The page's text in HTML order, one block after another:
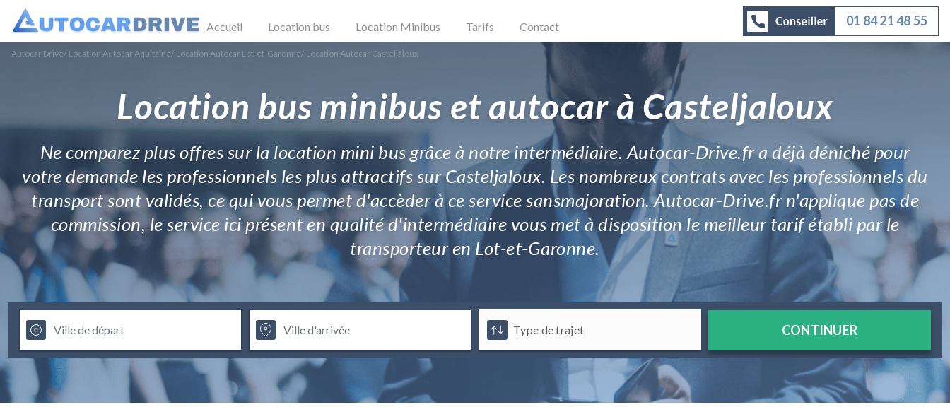
Accueil Location bus Location Minibus Tarifs Contact 01 84 21 48 55
Autocar Drive/ Location Autocar Aquitaine/ Location Autocar Lot-et-Garonne/ Location Autocar Casteljaloux
Location bus minibus et autocar à Casteljaloux
Ne comparez plus offres sur la location mini bus grâce à notre intermédiaire. Autocar-Drive.fr a déjà déniché pour
votre demande les professionnels les plus attractifs sur Casteljaloux. Les nombreux contrats avec les professionnels du
transport sont validés, ce qui vous permet d'accèder à ce service sansmajoration. Autocar-Drive.fr n'applique pas de
commission, le service ici présent en qualité d'intermédiaire vous met à disposition le meilleur tarif établi par le
transporteur en Lot-et-Garonne.
CONTINUER